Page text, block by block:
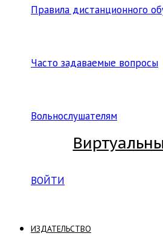
Правила дистанционного
Часто задаваемые вопросы
Вольнослушателям
ВОЙТИ
ИЗДАТЕЛЬСТВО